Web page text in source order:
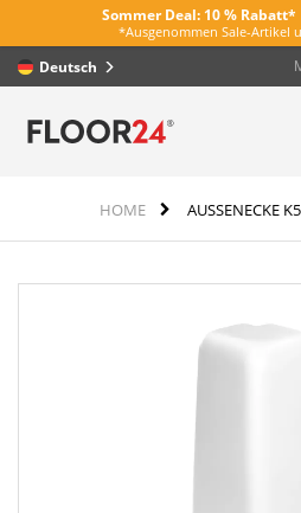
Sommer Deal: 10 % Rabatt*
*Ausgenommen Sale-Artikel
HOME AUSSENECKE
Deutsch